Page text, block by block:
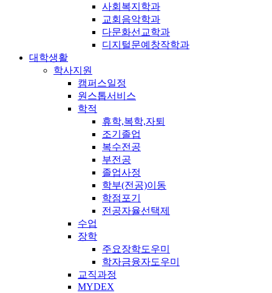
사회복지학과
교회음악학과
다문화선교학과
디지털문예창작학과
대학생활
학사지원
캠퍼스일정
원스톱서비스
학적
휴학,복학,자퇴
조기졸업
복수전공
부전공
졸업사정
학부(전공)이동
학점포기
전공자율선택제
수업
장학
주요장학도우미
학자금융자도우미
교직과정
MYDEX